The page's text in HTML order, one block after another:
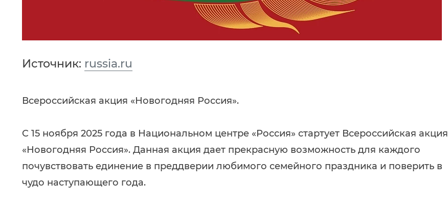
Источник: russia.ru
Всероссийская акция «Новогодняя Россия».
C 15 ноября 2025 года в Национальном центре «Россия» стартует Всероссийская акция
«Новогодняя Россия». Данная акция дает прекрасную возможность для каждого
почувствовать единение в преддверии любимого семейного праздника и поверить в
чудо наступающего года.